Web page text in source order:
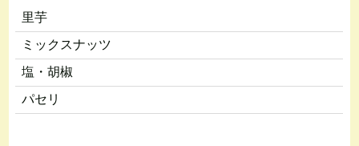
里芋
ミックスナッツ
塩・胡椒
パセリ